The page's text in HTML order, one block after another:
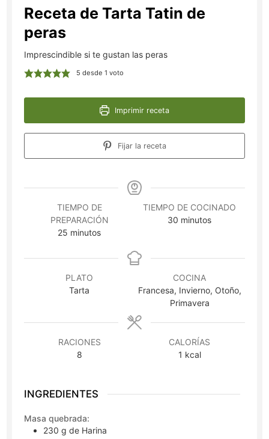
Receta de Tarta Tatin de
peras
Imprescindible si te gustan las peras
5 desde 1 voto
Imprimir receta
Fijar la receta
TIEMPO DE
PREPARACIÓN
25 minutos
minutos
TIEMPO DE COCINADO
30 minutos
minutos
PLATO
Tarta
COCINA
Francesa, Invierno, Otoño,
Primavera
RACIONES
8
CALORÍAS
1 kcal
INGREDIENTES
Masa quebrada:
230 g de Harina